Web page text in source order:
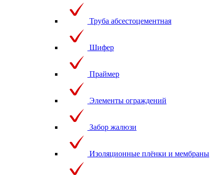
Труба абсестоцементная
Шифер
Праймер
Элементы ограждений
Забор жалюзи
Изоляционные плёнки и мембраны